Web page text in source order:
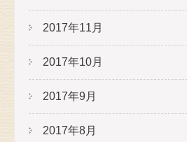
2017年11月
2017年10月
2017年9月
2017年8月